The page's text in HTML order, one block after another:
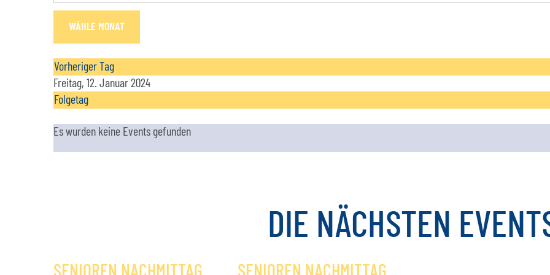
WÄHLE MONAT
Vorheriger Tag
Freitag, 12. Januar 2024
Folgetag
Es wurden keine Events gefunden
DIE NÄCHSTEN